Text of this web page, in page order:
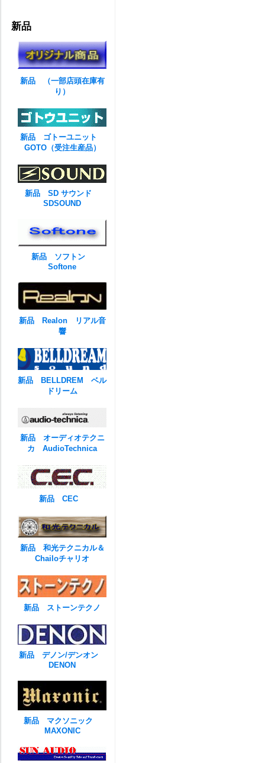
新品
新品 （一部店頭在庫有
り）
新品 ゴトーユニット
GOTO（受注生産品）
新品 SD サウンド
SDSOUND
新品 ソフトン
Softone
新品 Realon リアル音
響
新品 BELLDREM ベル
ドリーム
新品 オーディオテクニ
カ AudioTechnica
新品 CEC
新品 和光テクニカル＆
Chailoチャリオ
新品 ストーンテクノ
新品 デノン/デンオン
DENON
新品 マクソニック
MAXONIC